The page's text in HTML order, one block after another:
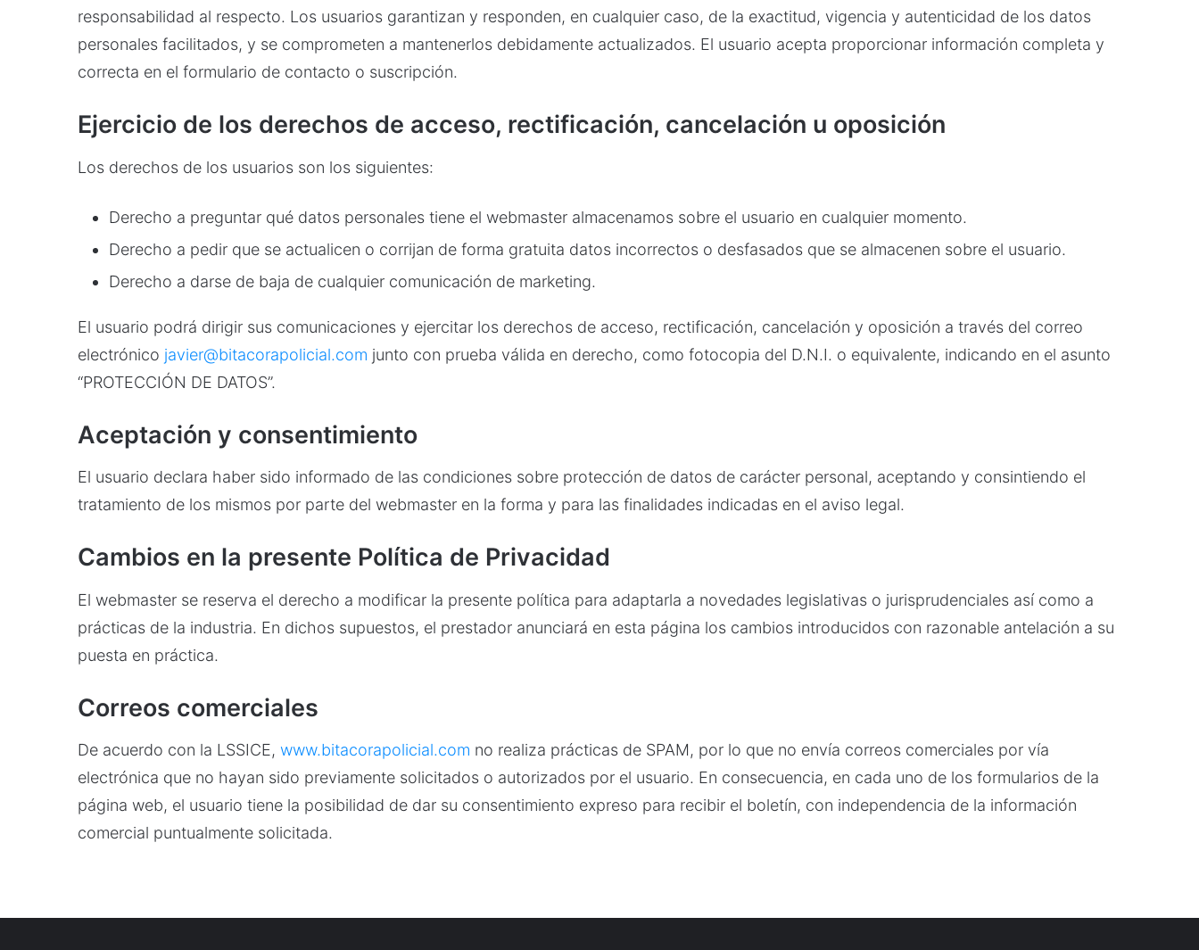
responsabilidad al respecto. Los usuarios garantizan y responden, en cualquier caso, de la exactitud, vigencia y autenticidad de los datos
personales facilitados, y se comprometen a mantenerlos debidamente actualizados. El usuario acepta proporcionar información completa y
correcta en el formulario de contacto o suscripción.
Ejercicio de los derechos de acceso, rectificación, cancelación u oposición
Los derechos de los usuarios son los siguientes:
Derecho a preguntar qué datos personales tiene el webmaster almacenamos sobre el usuario en cualquier momento.
Derecho a pedir que se actualicen o corrijan de forma gratuita datos incorrectos o desfasados que se almacenen sobre el usuario.
Derecho a darse de baja de cualquier comunicación de marketing.
El usuario podrá dirigir sus comunicaciones y ejercitar los derechos de acceso, rectificación, cancelación y oposición a través del correo
electrónico javier@bitacorapolicial.com junto con prueba válida en derecho, como fotocopia del D.N.I. o equivalente, indicando en el asunto
“PROTECCIÓN DE DATOS”.
Aceptación y consentimiento
El usuario declara haber sido informado de las condiciones sobre protección de datos de carácter personal, aceptando y consintiendo el
tratamiento de los mismos por parte del webmaster en la forma y para las finalidades indicadas en el aviso legal.
Cambios en la presente Política de Privacidad
El webmaster se reserva el derecho a modificar la presente política para adaptarla a novedades legislativas o jurisprudenciales así como a
prácticas de la industria. En dichos supuestos, el prestador anunciará en esta página los cambios introducidos con razonable antelación a su
puesta en práctica.
Correos comerciales
De acuerdo con la LSSICE, www.bitacorapolicial.com no realiza prácticas de SPAM, por lo que no envía correos comerciales por vía
electrónica que no hayan sido previamente solicitados o autorizados por el usuario. En consecuencia, en cada uno de los formularios de la
página web, el usuario tiene la posibilidad de dar su consentimiento expreso para recibir el boletín, con independencia de la información
comercial puntualmente solicitada.